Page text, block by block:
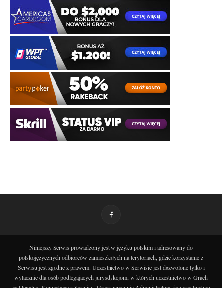
Niniejszy Serwis prowadzony jest w języku polskim i adresowany do
polskojęzycznych odbiorców zamieszkałych na terytoriach, gdzie korzystanie z
Serwisu jest zgodne z prawem. Uczestnictwo w Serwisie jest dozwolone tylko i
wyłącznie dla osób podlegających jurysdykcjom, w których uczestnictwo w Grach